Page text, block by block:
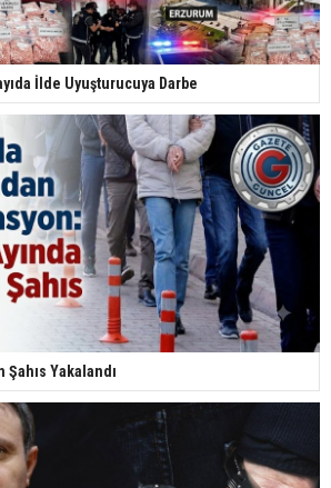
İlde Uyuşturucuya Darbe
Şahıs Yakalandı